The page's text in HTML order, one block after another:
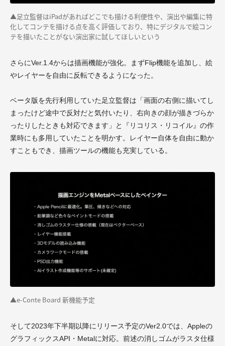
▲足立監督はiPadがあればどこでも描ける利便性や、演出や編集に特
化してコンテを描ける点を高く評価しており、特にデジタルで絵コン
テを描いたことがない演出家に試してほしいという
さらにVer.1.4からは描画機能が強化。まずFlip機能を追加し、絵
やレイヤーを自由に反転できるようになった。
ベータ版を先行利用していた足立監督は「画面の右側に描いてし
まったけど途中で反対だと気付いたり、右向きの顔が描きづらか
ったりしたときも対応できます」と『リコリス・リコイル』の作
業時にも多用していたことを明かす。レイヤー自体を自由に動か
すこともでき、描画ツールの機能も充実している。
▲e-Conte Board 新機能予定
そして2023年下半期以降にリリース予定のVer2.0では、Appleの
グラフィックスAPI・Metalに対応。前述の消しゴムがラスタ仕様